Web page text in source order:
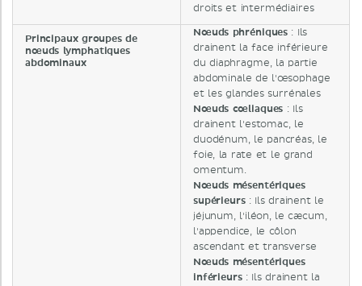
droits et intermédiaires
Principaux groupes de
nœuds lymphatiques
abdominaux
Nœuds phréniques : Ils
drainent la face inférieure
du diaphragme, la partie
abdominale de l'œsophage
et les glandes surrénales
Nœuds cœliaques : Ils
drainent l'estomac, le
duodénum, ​​le pancréas, le
foie, la rate et le grand
omentum.
Nœuds mésentériques
supérieurs : Ils drainent le
jéjunum, l'iléon, le cæcum,
l'appendice, le côlon
ascendant et transverse
Nœuds mésentériques
inférieurs: Ils drainent la